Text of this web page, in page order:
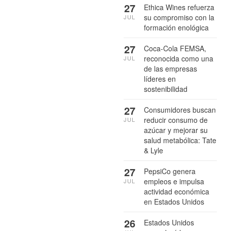
Ethica Wines refuerza
su compromiso con la
formación enológica
27
JUL
Coca-Cola FEMSA,
reconocida como una
de las empresas
líderes en
sostenibilidad
27
JUL
Consumidores buscan
reducir consumo de
azúcar y mejorar su
salud metabólica: Tate
& Lyle
27
JUL
PepsiCo genera
empleos e impulsa
actividad económica
en Estados Unidos
27
JUL
Estados Unidos
26